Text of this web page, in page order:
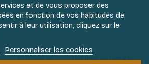
et de vous proposer des
en fonction de vos habitudes de
à leur utilisation, cliquez sur le
Personnaliser les cookies
Politique de Politique en matière